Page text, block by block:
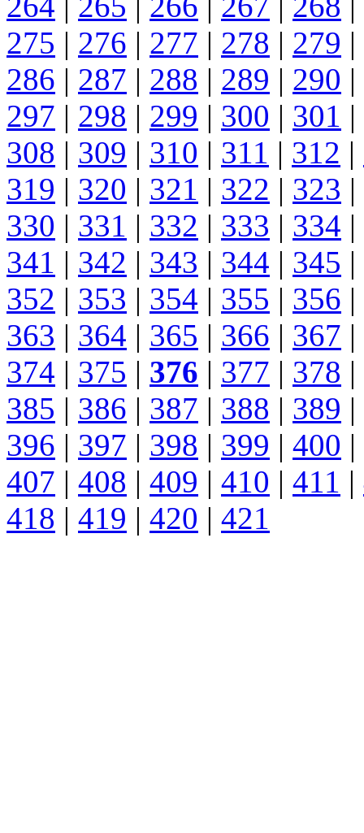
275 | 276 | 277 | 278 | 279 |
286 | 287 | 288 | 289 | 290 |
297 | 298 | 299 | 300 | 301 |
308 | 309 | 310 | 311 | 312 |
319 | 320 | 321 | 322 | 323 |
330 | 331 | 332 | 333 | 334 |
341 | 342 | 343 | 344 | 345 |
352 | 353 | 354 | 355 | 356 |
363 | 364 | 365 | 366 | 367 |
374 | 375 | 376 | 377 | 378 |
385 | 386 | 387 | 388 | 389 |
396 | 397 | 398 | 399 | 400 |
407 | 408 | 409 | 410 | 411 |
418 | 419 | 420 | 421